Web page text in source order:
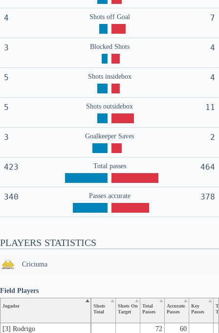
4 Shots off Goal 7
3 Blocked Shots 4
5 Shots insidebox 4
5 Shots outsidebox 11
3 Goalkeeper Saves 2
423 Total passes 464
340 Passes accurate 378
PLAYERS STATISTICS
Criciuma
Jogador
Shots
Total
Shots On
Target
Total
Passes
Accurate
Passes
Key
Passes
[3] Rodrigo 72 60
Field Players